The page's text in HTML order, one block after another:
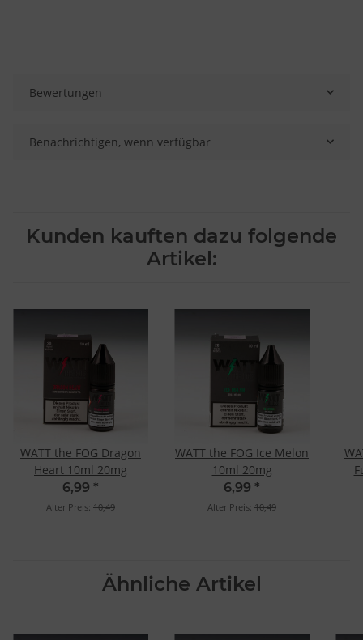
Bewertungen
Benachrichtigen, wenn verfügbar
Kunden kauften dazu folgende
Artikel:
WATT the FOG Dragon
Heart 10ml 20mg
6,99 *
Alter Preis: 10,49
WATT the FOG Ice Melon
10ml 20mg
6,99 *
Alter Preis: 10,49
Ähnliche Artikel